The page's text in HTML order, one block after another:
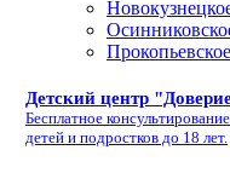
Детский центр
Бесплатное консультирование
детей и подростков до 18 лет.